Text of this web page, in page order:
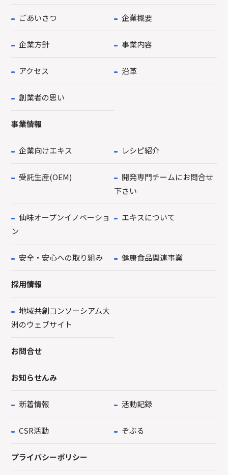
ごあいさつ 企業概要
企業方針 事業内容
アクセス 沿革
創業者の思い
事業情報
企業向けエキス レシピ紹介
受託生産(OEM)
開発専門チームにお問合せ
下さい
仙味オープンイノベーショ
ン
エキスについて
安全・安心への取り組み 健康食品関連事業
採用情報
地域共創コンソーシアム大
洲のウェブサイト
お問合せ
お知らせんみ
新着情報 活動記録
CSR活動 ぞぶる
プライバシーポリシー